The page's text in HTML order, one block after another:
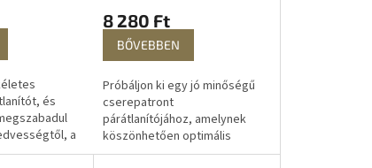
és
a
8 280 Ft
BŐVEBBEN
Próbáljon ki egy jó minőségű
cserepatront
párátlanítójához, amelynek
köszönhetően optimális
légkört teremt otthonában. A